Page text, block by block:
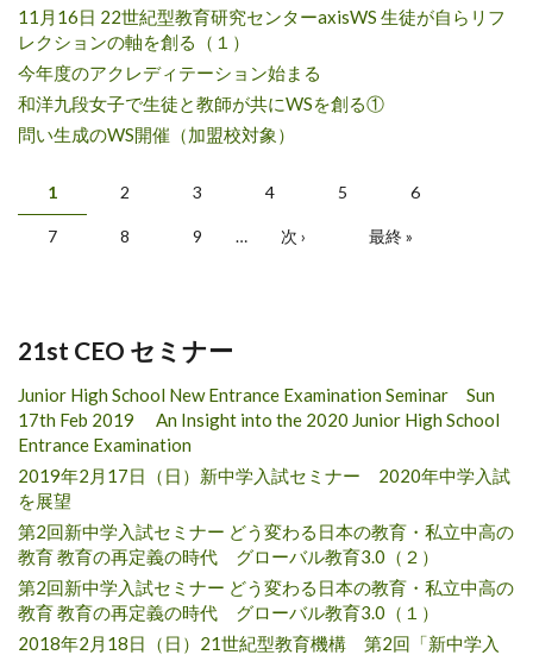
11月16日 22世紀型教育研究センターaxisWS 生徒が自らリフ
レクションの軸を創る（１）
今年度のアクレディテーション始まる
和洋九段女子で生徒と教師が共にWSを創る①
問い生成のWS開催（加盟校対象）
Pages
1 2 3 4 5 6
7 8 9 … 次 › 最終 »
21st CEO セミナー
Junior High School New Entrance Examination Seminar Sun
17th Feb 2019 An Insight into the 2020 Junior High School
Entrance Examination
2019年2月17日（日）新中学入試セミナー 2020年中学入試
を展望
第2回新中学入試セミナー どう変わる日本の教育・私立中高の
教育 教育の再定義の時代 グローバル教育3.0（２）
第2回新中学入試セミナー どう変わる日本の教育・私立中高の
教育 教育の再定義の時代 グローバル教育3.0（１）
2018年2月18日（日）21世紀型教育機構 第2回「新中学入